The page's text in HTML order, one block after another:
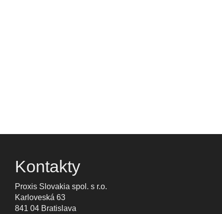
Kontakty
Proxis Slovakia spol. s r.o.
Karloveská 63
841 04 Bratislava